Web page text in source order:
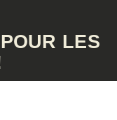
LES